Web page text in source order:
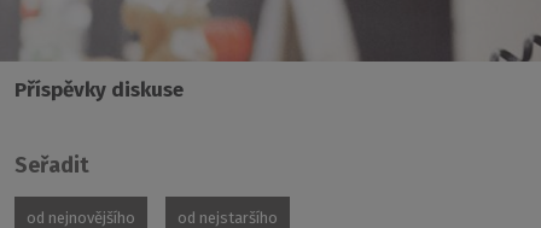
Příspěvky diskuse
Seřadit
od nejnovějšího od nejstaršího